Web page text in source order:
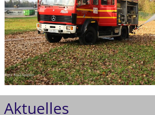
Aktuelles